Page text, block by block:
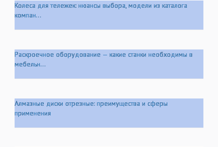
Колеса для тележек: нюансы выбора, модели из каталога
компан...
Раскроечное оборудование — какие станки необходимы в
мебельн...
Алмазные диски отрезные: преимущества и сферы
применения